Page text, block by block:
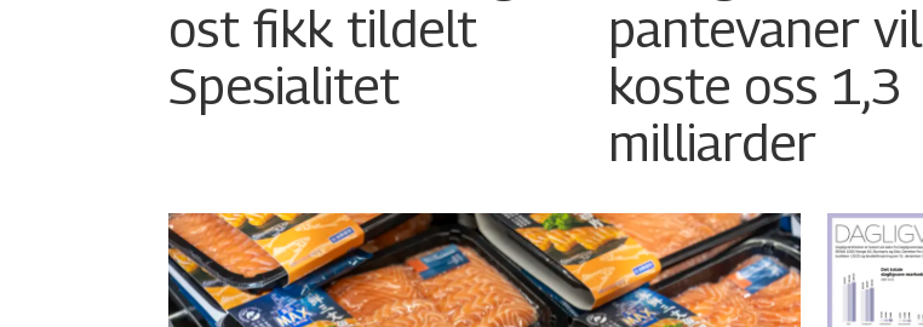
ost fikk tildelt
Spesialitet
pantevaner vil
koste oss 1,3
milliarder